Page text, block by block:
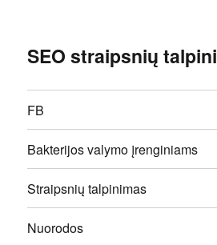
SEO straipsnių
FB
Bakterijos valymo įrenginiams
Straipsnių talpinimas
Nuorodos